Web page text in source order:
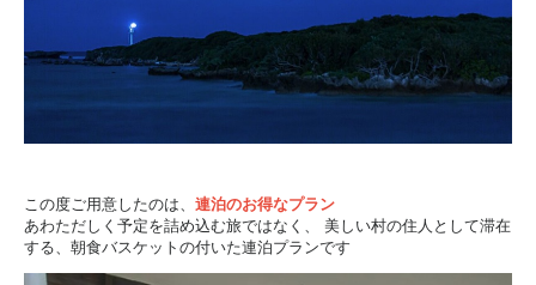
この度ご用意したのは、 連泊のお得なプラン
あわただしく予定を詰め込む旅ではなく、
美しい村の住人として滞在
する、朝食バスケットの付いた連泊プランです